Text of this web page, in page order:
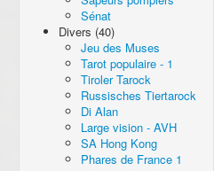
Sénat
Divers (40)
Jeu des Muses
Tarot populaire - 1
Tiroler Tarock
Russisches Tiertarock
Di Alan
Large vision - AVH
SA Hong Kong
Phares de France 1